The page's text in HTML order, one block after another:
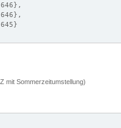
mit Sommerzeitumstellung)